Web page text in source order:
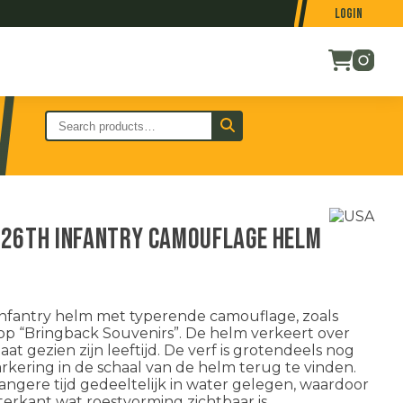
Login
26th Infantry camouflage helm
helm met typerende camouflage, zoals
“Bringback Souvenirs”. De helm verkeert over
gezien zijn leeftijd. De verf is grotendeels nog
in de schaal van de helm terug te vinden.
tijd gedeeltelijk in water gelegen, waardoor